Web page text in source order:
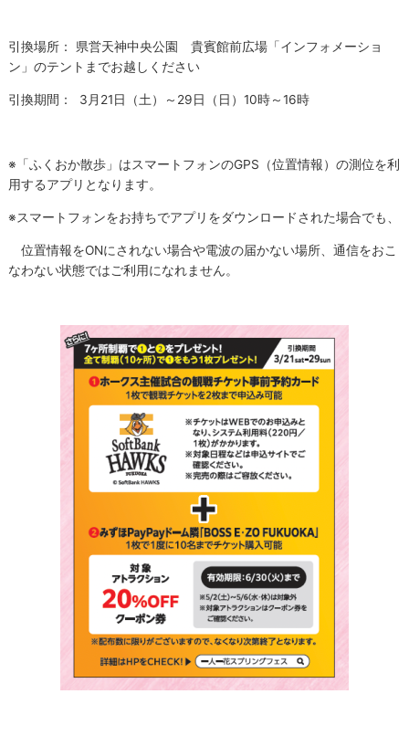
引換場所： 県営天神中央公園 貴賓館前広場「インフォメーショ
ン」のテントまでお越しください
引換期間： 3月21日（土）～29日（日）10時～16時
※「ふくおか散歩」はスマートフォンのGPS（位置情報）の測位を利
用するアプリとなります。
※スマートフォンをお持ちでアプリをダウンロードされた場合でも、
位置情報をONにされない場合や電波の届かない場所、通信をおこ
なわない状態ではご利用になれません。